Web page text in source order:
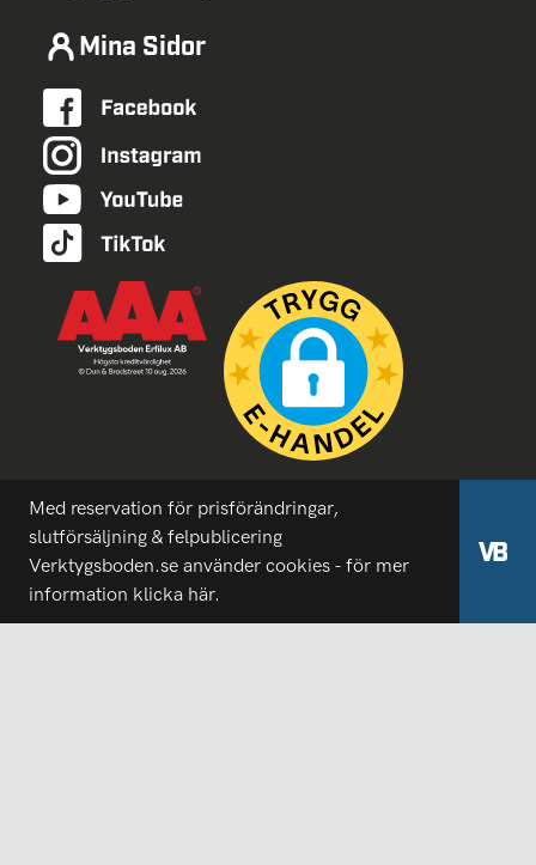
Mina Sidor
Med reservation för prisförändringar,
slutförsäljning & felpublicering
Verktygsboden.se använder cookies - för mer
information klicka här.